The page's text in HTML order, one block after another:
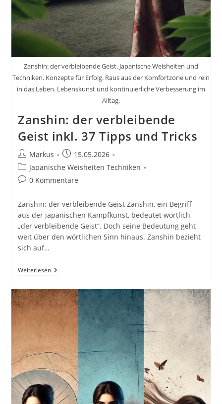
Zanshin: der verbleibende Geist. Japanische Weisheiten und
Techniken. Konzepte für Erfolg. Raus aus der Komfortzone und rein
in das Leben. Lebenskunst und kontinuierliche Verbesserung im
Alltag.
Zanshin: der verbleibende
Geist inkl. 37 Tipps und Tricks
Beitrags-
Autor:
Markus
Beitrag
veröffentlicht:
15.05.2026
Beitrags-
Kategorie:
Japanische Weisheiten Techniken
Beitrags-
0 Kommentare
Zanshin: der verbleibende Geist Zanshin, ein Begriff
aus der japanischen Kampfkunst, bedeutet wörtlich
„der verbleibende Geist“. Doch seine Bedeutung geht
weit über den wörtlichen Sinn hinaus. Zanshin bezieht
sich auf…
WeiterlesenZanshin:
Der
Geist
Inkl.
37
Tipps
Und
Tricks